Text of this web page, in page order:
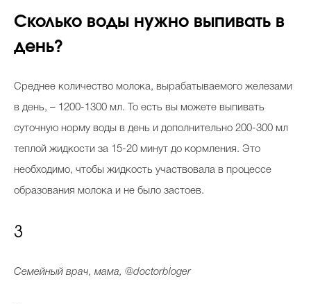
Сколько воды нужно выпивать в
день?
Среднее количество молока, вырабатываемого железами
в день, – 1200-1300 мл. То есть вы можете выпивать
суточную норму воды в день и дополнительно 200-300 мл
теплой жидкости за 15-20 минут до кормления. Это
необходимо, чтобы жидкость участвовала в процессе
образования молока и не было застоев.
3
Семейный врач, мама, @doctorbloger